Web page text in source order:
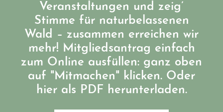
Veranstaltungen und zeig’
Stimme für naturbelassenen
Wald – zusammen erreichen wir
mehr! Mitgliedsantrag einfach
zum Online ausfüllen: ganz oben
auf "Mitmachen" klicken. Oder
hier als PDF herunterladen.